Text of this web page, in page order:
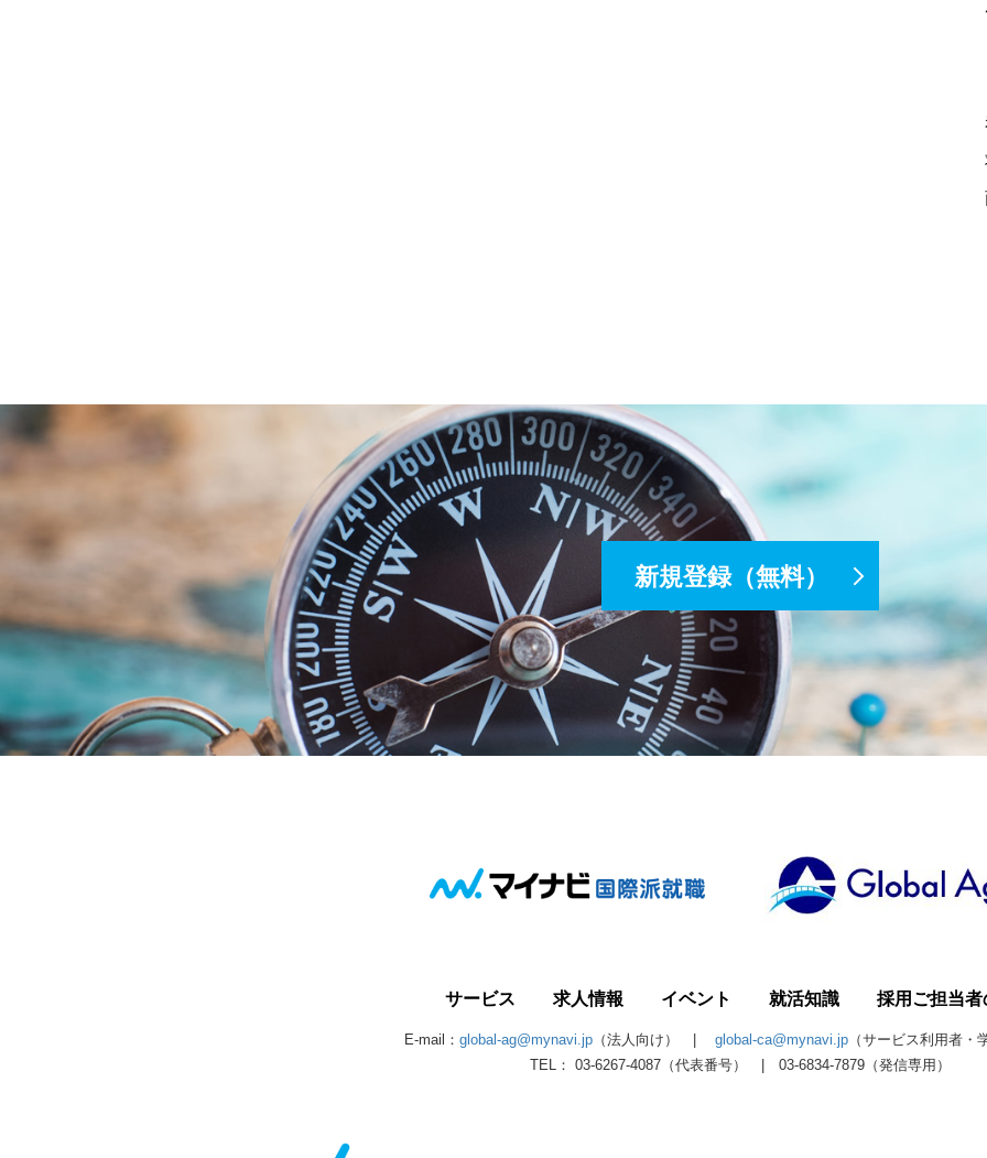
新規登録（無料）
サービス 求人情報 イベント 就活知識 採用ご担当者
E-mail： global-ag@mynavi.jp（法人向け） | global-ca@mynavi.jp（サービス利用者・
TEL： 03-6267-4087（代表番号） | 03-6834-7879（発信専用）